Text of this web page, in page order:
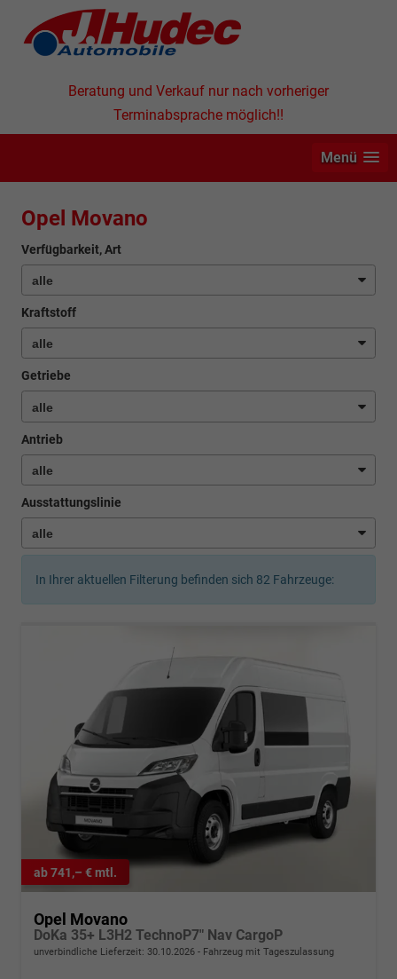
Beratung und Verkauf nur nach vorheriger
Terminabsprache möglich!!
Menü
Opel Movano
Verfügbarkeit, Art
Kraftstoff
Getriebe
Antrieb
Ausstattungslinie
In Ihrer aktuellen Filterung befinden sich 82 Fahrzeuge:
ab 741,– € mtl.
Opel Movano
DoKa 35+ L3H2 TechnoP7" Nav CargoP
unverbindliche Lieferzeit: 30.10.2026 Fahrzeug mit Tageszulassung